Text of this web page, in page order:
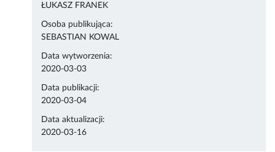
ŁUKASZ FRANEK
Osoba publikująca:
SEBASTIAN KOWAL
Data wytworzenia:
2020-03-03
Data publikacji:
2020-03-04
Data aktualizacji:
2020-03-16